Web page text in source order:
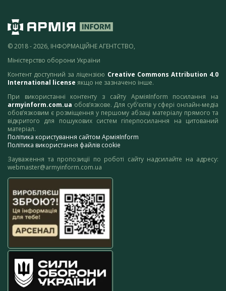
© 2018 - 2026, ІНФОРМАЦІЙНЕ АГЕНТСТВО,
Міністерство оборони України
Контент доступний за ліцензією Creative Commons Attribution 4.0
International license якщо не зазначено інше.
При використанні контенту з сайту АрміяInform посилання на
armyinform.com.ua обов’язкове. Для суб’єктів у сфері онлайн-медіа
обов’язковим є розміщення у першому абзаці матеріалу прямого та
відкритого для пошукових систем гіперпосилання на цитований
матеріал.
Політика користування сайтом АрміяInform
Політика використання файлів cookie
Зауваження та пропозиції по роботі сайту надсилайте на адресу:
webmaster@armyinform.com.ua